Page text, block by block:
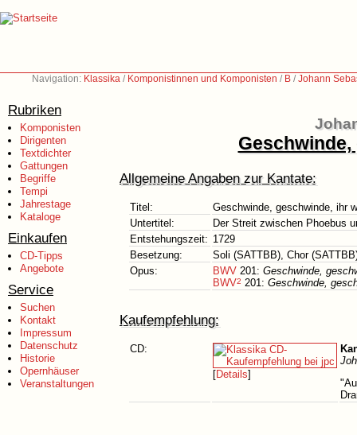
Navigation: Klassika / Komponistinnen und Komponisten / B /Johann
Rubriken
Komponisten
Dirigenten
Textdichter
Gattungen
Begriffe
Tempi
Jahrestage
Kataloge
Einkaufen
CD-Tipps
Angebote
Service
Suchen
Kontakt
Impressum
Datenschutz
Historie
Opernhäuser
Veranstaltungen
Allgemeine Angaben zur Kantate:
Titel:
Geschwinde, geschwinde, ihr
Untertitel:
Der Streit zwischen Phoebus
Entstehungszeit: 1729
Besetzung:
Soli (SATTBB), Chor
Opus:
BWV 201: Geschwinde,
BWV2 201: Geschwinde,
Kaufempfehlung:
CD:
[Details]